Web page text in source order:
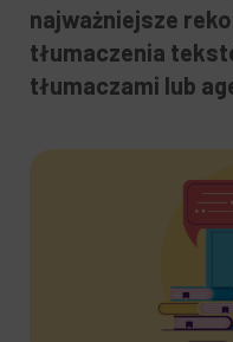
najważniejsze
tłumaczenia
tłumaczami lub